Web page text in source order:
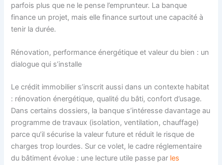
parfois plus que ne le pense l’emprunteur. La banque
finance un projet, mais elle finance surtout une capacité à
tenir la durée.
Rénovation, performance énergétique et valeur du bien : un
dialogue qui s’installe
Le crédit immobilier s’inscrit aussi dans un contexte habitat
: rénovation énergétique, qualité du bâti, confort d’usage.
Dans certains dossiers, la banque s’intéresse davantage au
programme de travaux (isolation, ventilation, chauffage)
parce qu’il sécurise la valeur future et réduit le risque de
charges trop lourdes. Sur ce volet, le cadre réglementaire
du bâtiment évolue : une lecture utile passe par les